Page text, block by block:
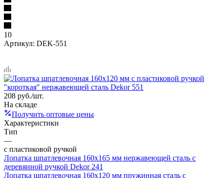
10
Артикул: DEK-551
208 руб./шт.
На складе
Получить оптовые цены
Характеристики
Тип
—
с пластиковой ручкой
Лопатка шпатлевочная 160х165 мм нержавеющей сталь с
деревянной ручкой Dekor 241
Лопатка шпатлевочная 160х120 мм пружинная сталь с